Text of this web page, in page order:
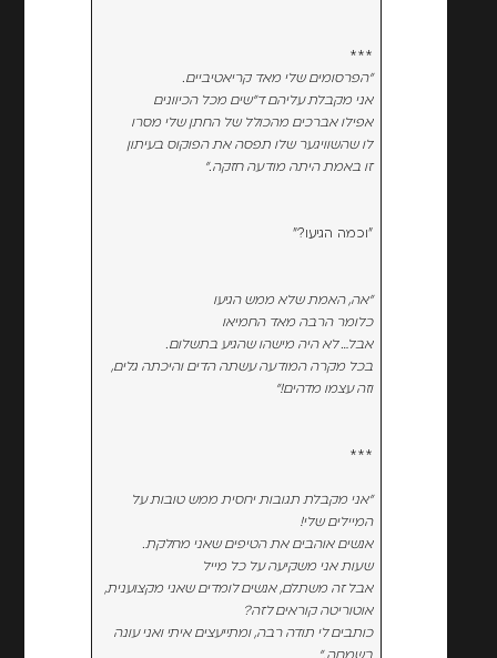
***
"הפרסומים שלי מאד קריאטיביים.
אני מקבלת עליהם ד"שים מכל הכיוונים
אפילו אברכים מהכולל של החתן שלי מסרו
לושהשוויגער שלו תפסה את הפוקוס בעיתון
זו באמת היתה מודעה חזקה."
"וכמה הגיעו?"
"אה, האמת שלא ממש הגיעו
כלומר הרבה מאד החמיאו
אבל… לא היה מישהו שהגיע בתשלום.
בכל מקרה המודעה עשתה הדים והיכתה גלים,
וזה עצמו מדהים!"
***
"אני מקבלת תגובות יחסית ממש טובות על
המיילים שלי!
אנשים אוהבים את הטיפים שאני מחלקת.
שעות אני משקיעה על כל מייל
אבל זה משתלם, אנשים לומדים שאני מקצוענית,
אוטוריטה קוראים לזה?
כותבים לי תודה רבה, ומתייעצים איתי ואני עונה